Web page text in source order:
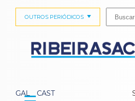
GAL CAST
OUTROS PERIÓDICOS